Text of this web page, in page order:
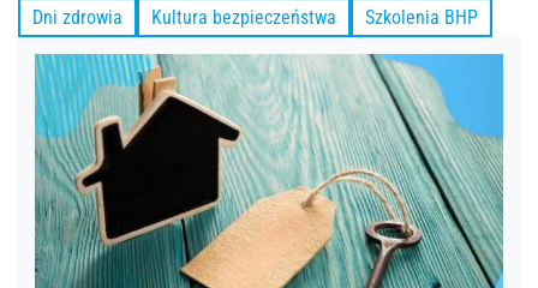
Dni zdrowia
Kultura bezpieczeństwa Szkolenia BHP